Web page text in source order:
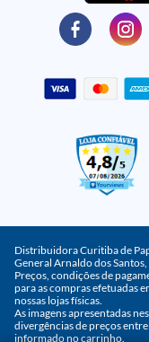
Distribuidora Curitiba de
General Arnaldo dos
Preços, condições de
para as compras efetuadas
nossas lojas físicas.
As imagens apresentadas
divergências de preços
informado no carrinho.